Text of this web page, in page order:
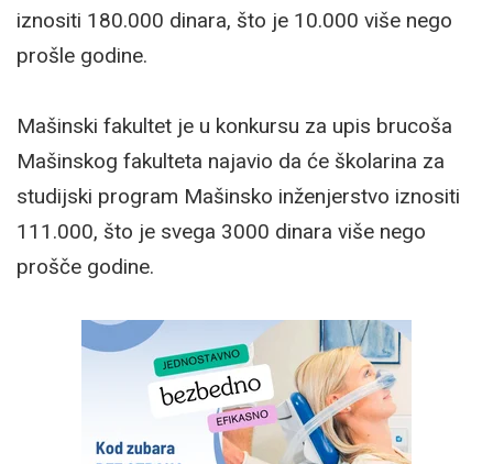
iznositi 180.000 dinara, što je 10.000 više nego
prošle godine.
Mašinski fakultet je u konkursu za upis brucoša
Mašinskog fakulteta najavio da će školarina za
studijski program Mašinsko inženjerstvo iznositi
111.000, što je svega 3000 dinara više nego
prošče godine.